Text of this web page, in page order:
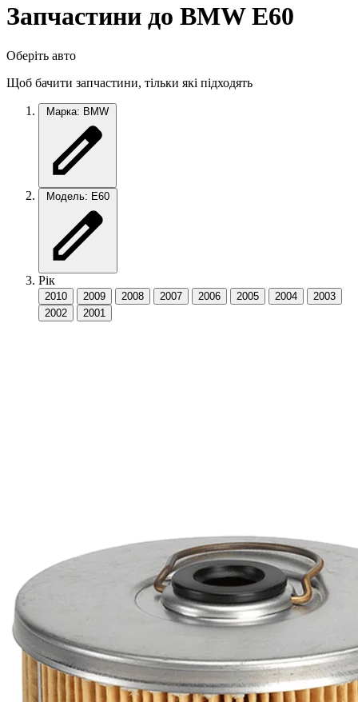
Запчастини до BMW E60
Оберіть авто
Щоб бачити запчастини, тільки які підходять
Марка: BMW
Модель: E60
Рік
2010 2009 2008 2007 2006 2005 2004
2003
2002
2001